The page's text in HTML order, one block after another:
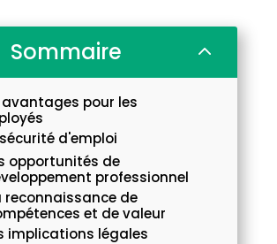
Sommaire 2
avantages pour les
d'emploi
opportunités de
professionnel
reconnaissance de
et de valeur
implications légales